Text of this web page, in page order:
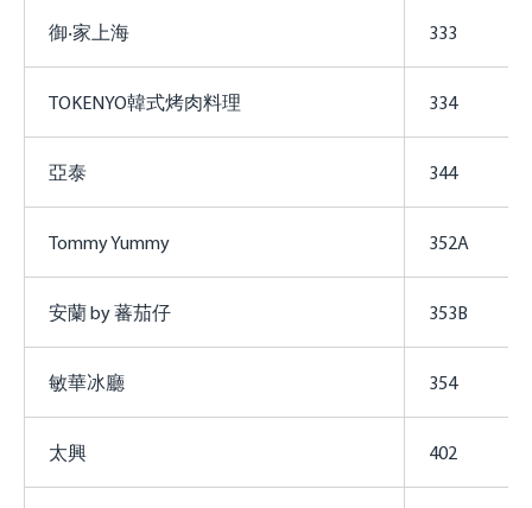
御‧家上海 333
TOKENYO韓式烤肉料理 334
亞泰 344
Tommy Yummy 352A
安蘭 by 蕃茄仔 353B
敏華冰廳 354
太興 402